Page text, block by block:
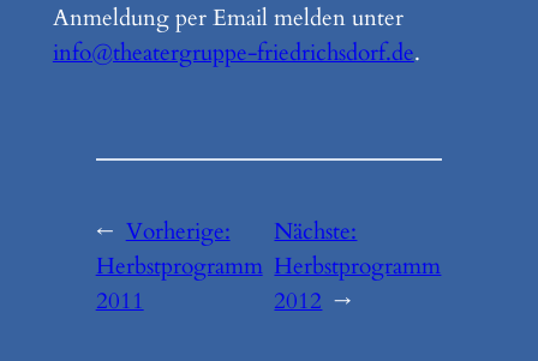
Anmeldung per Email melden unter
info@theatergruppe-friedrichsdorf.de.
← Vorherige:
Herbstprogramm
2011
Nächste:
Herbstprogramm
2012 →